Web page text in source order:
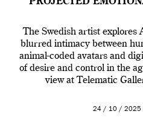
PROJECTED
The Swedish artist explores
blurred intimacy between
animal-coded avatars and
of desire and control in the
view at Telematic
24 / 10 /